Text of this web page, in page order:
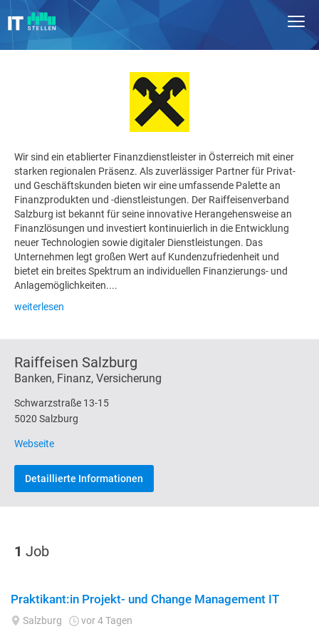
Wir sind ein etablierter Finanzdienstleister in Österreich mit einer
starken regionalen Präsenz. Als zuverlässiger Partner für Privat-
und Geschäftskunden bieten wir eine umfassende Palette an
Finanzprodukten und -dienstleistungen. Der Raiffeisenverband
Salzburg ist bekannt für seine innovative Herangehensweise an
Finanzlösungen und investiert kontinuierlich in die Entwicklung
neuer Technologien sowie digitaler Dienstleistungen. Das
Unternehmen legt großen Wert auf Kundenzufriedenheit und
bietet ein breites Spektrum an individuellen Finanzierungs- und
Anlagemöglichkeiten....
weiterlesen
Raiffeisen Salzburg
Banken, Finanz, Versicherung
Schwarzstraße 13-15
5020 Salzburg
Webseite
Detaillierte Informationen
1 Job
Praktikant:in Projekt- und Change Management IT
Salzburg vor 4 Tagen